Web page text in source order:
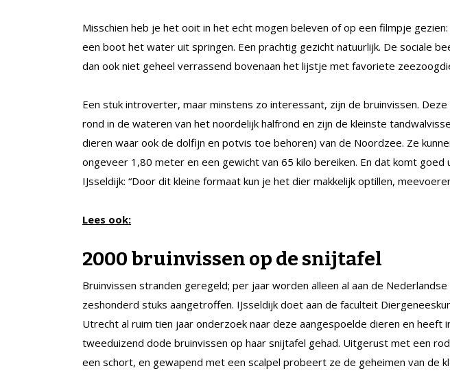
Misschien heb je het ooit in het echt mogen beleven of op een filmpje
een boot het water uit springen. Een prachtig gezicht natuurlijk. De sociale
dan ook niet geheel verrassend bovenaan het lijstje met favoriete
Een stuk introverter, maar minstens zo interessant, zijn de bruinvissen.
rond in de wateren van het noordelijk halfrond en zijn de kleinste
dieren waar ook de dolfijn en potvis toe behoren) van de Noordzee. Ze
ongeveer 1,80 meter en een gewicht van 65 kilo bereiken. En dat komt goed
IJsseldijk: “Door dit kleine formaat kun je het dier makkelijk optillen,
Lees ook:
2000 bruinvissen op de snijtafel
Bruinvissen stranden geregeld; per jaar worden alleen al aan de
zeshonderd stuks aangetroffen. IJsseldijk doet aan de faculteit
Utrecht al ruim tien jaar onderzoek naar deze aangespoelde dieren en heeft
tweeduizend dode bruinvissen op haar snijtafel gehad. Uitgerust met een
een schort, en gewapend met een scalpel probeert ze de geheimen van de